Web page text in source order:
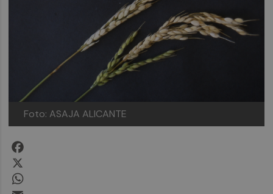
Foto: ASAJA ALICANTE